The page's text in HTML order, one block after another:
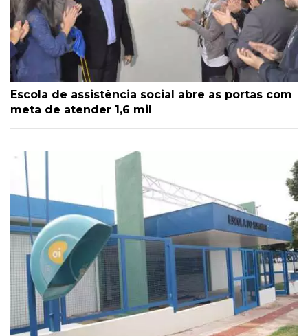
Escola de assistência social abre as portas com
meta de atender 1,6 mil